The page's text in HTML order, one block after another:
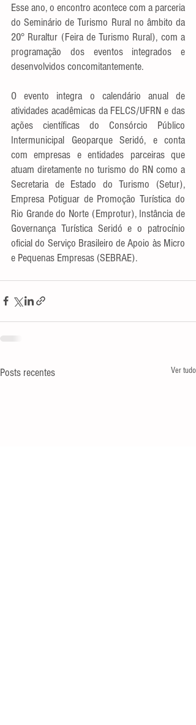
Esse ano, o encontro acontece com a parceria
do Seminário de Turismo Rural no âmbito da
20° Ruraltur (Feira de Turismo Rural), com a
programação dos eventos integrados e
desenvolvidos concomitantemente.
O evento integra o calendário anual de
atividades acadêmicas da FELCS/UFRN e das
ações científicas do Consórcio Público
Intermunicipal Geoparque Seridó, e conta
com empresas e entidades parceiras que
atuam diretamente no turismo do RN como a
Secretaria de Estado do Turismo (Setur),
Empresa Potiguar de Promoção Turística do
Rio Grande do Norte (Emprotur), Instância de
Governança Turística Seridó e o patrocínio
oficial do Serviço Brasileiro de Apoio às Micro
e Pequenas Empresas (SEBRAE).
Posts recentes Ver tudo